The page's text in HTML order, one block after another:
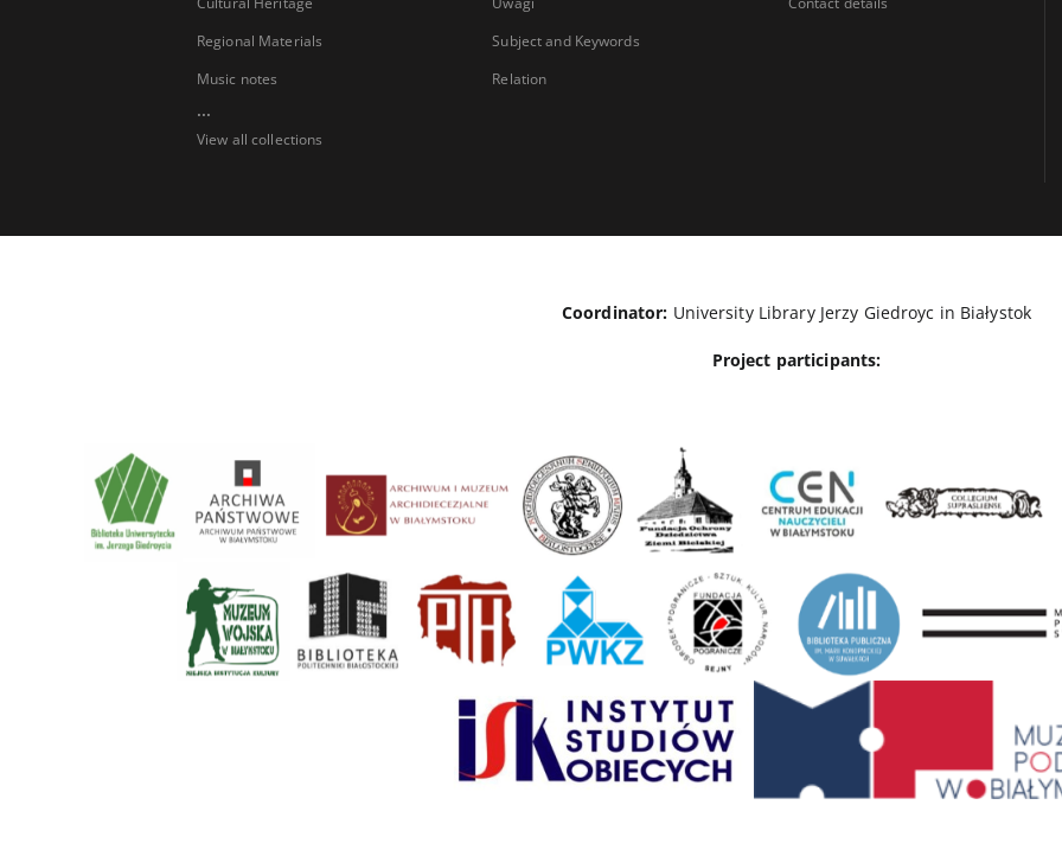
Regional Materials
Music notes
...
View all collections
Subject and Keywords
Relation
Coordinator: University Library Jerzy Giedroyc in Białystok
Project participants: